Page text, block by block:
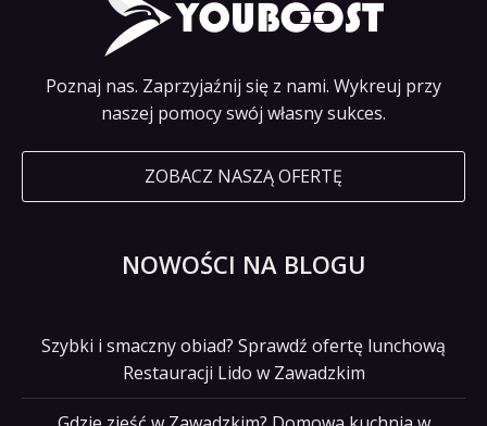
Poznaj nas. Zaprzyjaźnij się z nami. Wykreuj przy
naszej pomocy swój własny sukces.
ZOBACZ NASZĄ OFERTĘ
NOWOŚCI NA BLOGU
Szybki i smaczny obiad? Sprawdź ofertę lunchową
Restauracji Lido w Zawadzkim